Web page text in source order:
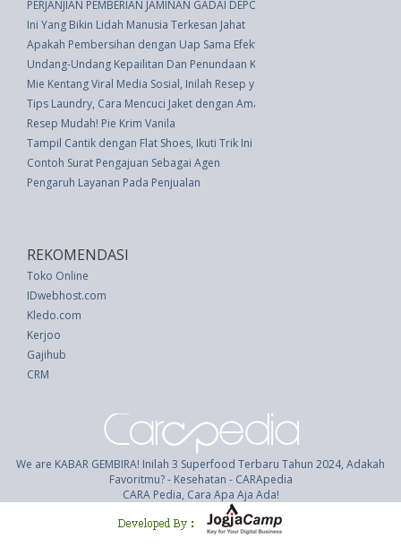
PERJANJIAN PEMBERIAN JAMINAN GADAI DEPOSITO
Ini Yang Bikin Lidah Manusia Terkesan Jahat
Apakah Pembersihan dengan Uap Sama Efektifnya dengan Menggosok?
Undang-Undang Kepailitan Dan Penundaan Kewajiban Pembayaran
Mie Kentang Viral Media Sosial, Inilah Resep yang Bisa Anda Coba
Tips Laundry, Cara Mencuci Jaket dengan Aman
Resep Mudah! Pie Krim Vanila
Tampil Cantik dengan Flat Shoes, Ikuti Trik Ini
Contoh Surat Pengajuan Sebagai Agen
Pengaruh Layanan Pada Penjualan
REKOMENDASI
Toko Online
IDwebhost.com
Kledo.com
Kerjoo
Gajihub
CRM
We are KABAR GEMBIRA! Inilah 3 Superfood Terbaru Tahun 2024, Adakah
Favoritmu? - Kesehatan - CARApedia
CARA Pedia, Cara Apa Aja Ada!